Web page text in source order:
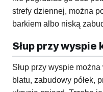
strefy dziennej, można
barkiem albo niską
Słup przy wyspie
Słup przy wyspie
blatu, zabudowy półek,